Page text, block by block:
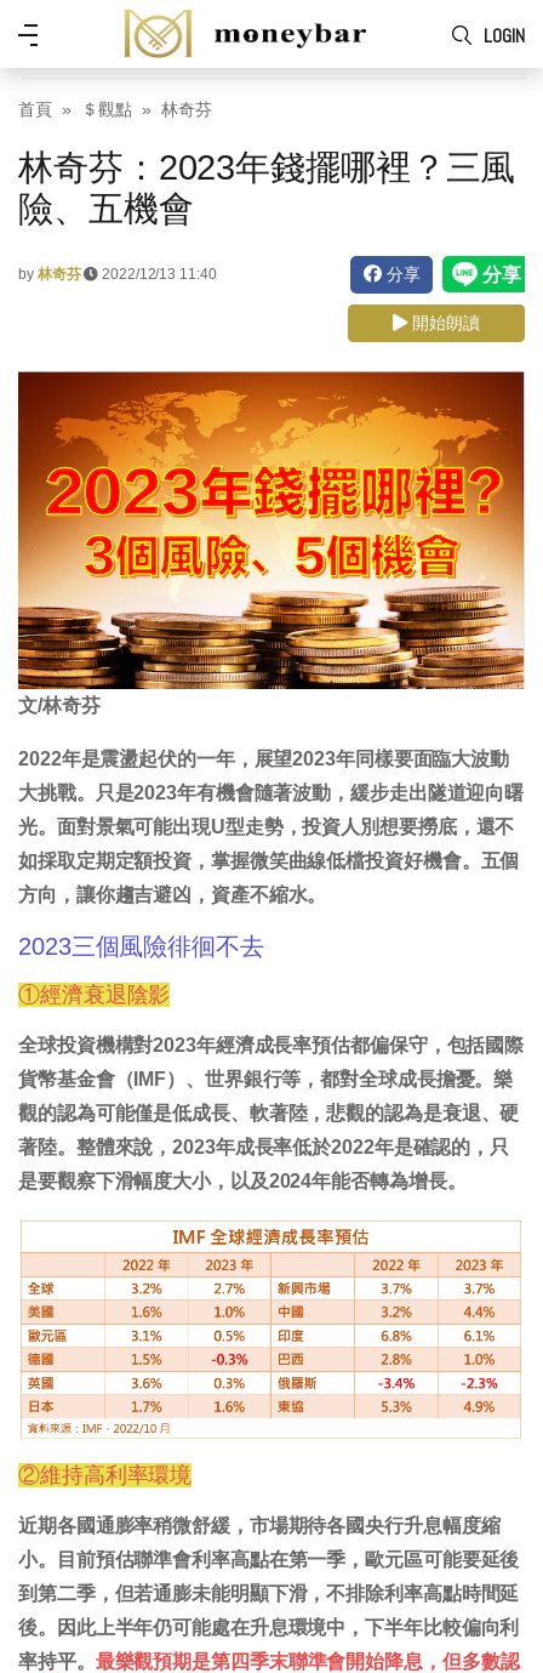
Skip to main content
LOGIN
功
能
表
首頁 ＄觀點 林奇芬
林奇芬：2023年錢擺哪裡？三風
險、五機會
by 林奇芬 2022/12/13 11:40 分享
開始朗讀
文/林奇芬
2022年是震盪起伏的一年，展望2023年同樣要面臨大波動
大挑戰。只是2023年有機會隨著波動，緩步走出隧道迎向曙
光。面對景氣可能出現U型走勢，投資人別想要撈底，還不
如採取定期定額投資，掌握微笑曲線低檔投資好機會。五個
方向，讓你趨吉避凶，資產不縮水。
2023三個風險徘徊不去
①經濟衰退陰影
全球投資機構對2023年經濟成長率預估都偏保守，包括國際
貨幣基金會（IMF）、世界銀行等，都對全球成長擔憂。樂
觀的認為可能僅是低成長、軟著陸，悲觀的認為是衰退、硬
著陸。整體來說，2023年成長率低於2022年是確認的，只
是要觀察下滑幅度大小，以及2024年能否轉為增長。
②維持高利率環境
近期各國通膨率稍微舒緩，市場期待各國央行升息幅度縮
小。目前預估聯準會利率高點在第一季，歐元區可能要延後
到第二季，但若通膨未能明顯下滑，不排除利率高點時間延
後。因此上半年仍可能處在升息環境中，下半年比較偏向利
率持平。 最樂觀預期是第四季末聯準會開始降息，但多數認